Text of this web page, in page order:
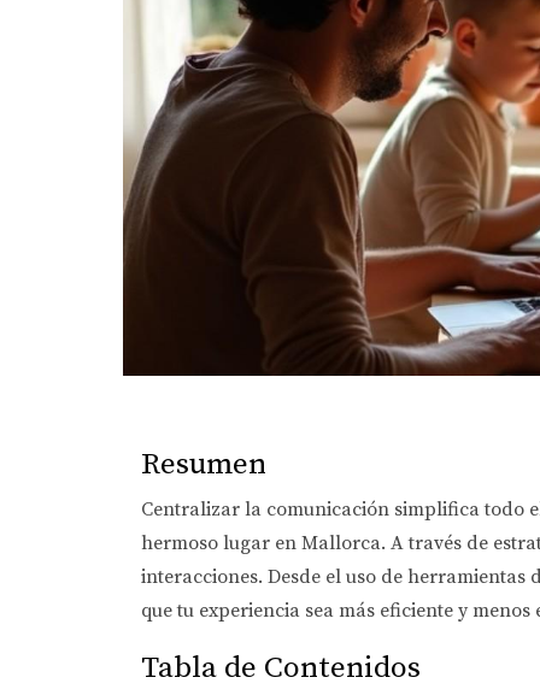
Resumen
Centralizar la comunicación simplifica todo
hermoso lugar en Mallorca. A través de
interacciones. Desde el uso de
que tu experiencia sea más eficiente y menos
Tabla de Contenidos